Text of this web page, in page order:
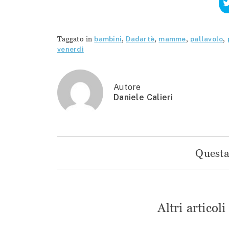
Taggato in bambini, Dadartè, mamme, pallavolo,
venerdì
Autore
Daniele Calieri
Altri articoli